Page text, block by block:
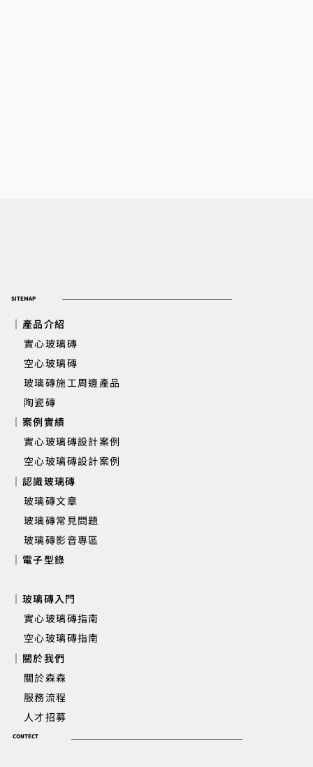
SITEMAP
｜產品介紹
實心玻璃磚
​ 空心玻璃磚
玻璃磚施工周邊產品
陶瓷磚
｜案例實績
實心玻璃磚設計案例
空心玻璃磚設計案例
｜認識玻璃磚
玻璃磚文章
玻璃磚常見問題
玻璃磚影音專區
｜電子型錄
｜玻璃磚入門
實心玻璃磚指南
空心玻璃磚指南
｜關於我們
關於森森
服務流程
人才招募
CONTECT